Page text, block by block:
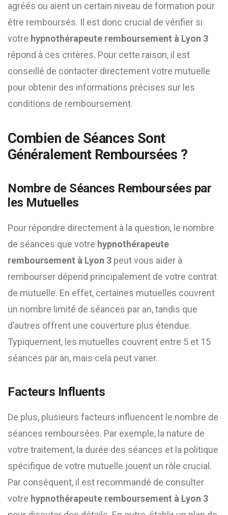
agréés ou aient un certain niveau de formation pour
être remboursés. Il est donc crucial de vérifier si
votre hypnothérapeute remboursement à Lyon 3
répond à ces critères. Pour cette raison, il est
conseillé de contacter directement votre mutuelle
pour obtenir des informations précises sur les
conditions de remboursement.
Combien de Séances Sont
Généralement Remboursées ?
Nombre de Séances Remboursées par
les Mutuelles
Pour répondre directement à la question, le nombre
de séances que votre hypnothérapeute
remboursement à Lyon 3 peut vous aider à
rembourser dépend principalement de votre contrat
de mutuelle. En effet, certaines mutuelles couvrent
un nombre limité de séances par an, tandis que
d’autres offrent une couverture plus étendue.
Typiquement, les mutuelles couvrent entre 5 et 15
séances par an, mais cela peut varier.
Facteurs Influents
De plus, plusieurs facteurs influencent le nombre de
séances remboursées. Par exemple, la nature de
votre traitement, la durée des séances et la politique
spécifique de votre mutuelle jouent un rôle crucial.
Par conséquent, il est recommandé de consulter
votre hypnothérapeute remboursement à Lyon 3